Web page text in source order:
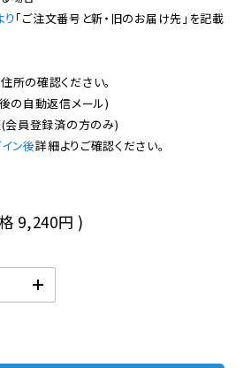
「ご注文番号と新・旧のお届け先」を記載
の確認ください。
の自動返信メール)
(会員登録済の方のみ)
ン後
9,240円 )